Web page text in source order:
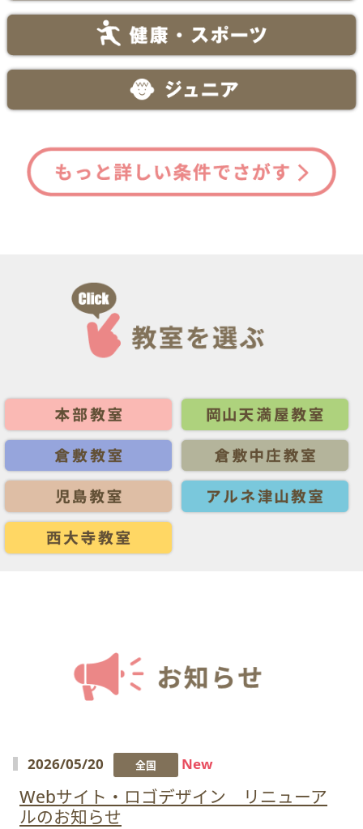
2026/05/20 全国 New
Webサイト・ロゴデザイン リニューア
ルのお知らせ